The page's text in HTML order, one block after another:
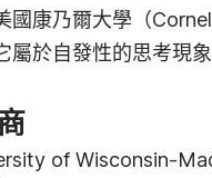
國康乃爾大學（
於自發性的思考現
of Wisconsin-